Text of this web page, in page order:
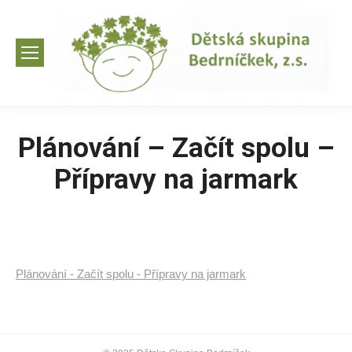
Plánování – Začít spolu –
Přípravy na jarmark
Plánování - Začít spolu - Přípravy na jarmark